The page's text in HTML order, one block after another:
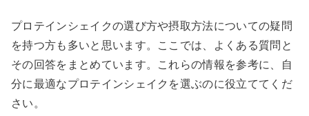
プロテインシェイクの選び方や摂取方法についての疑問
を持つ方も多いと思います。ここでは、よくある質問と
その回答をまとめています。これらの情報を参考に、自
分に最適なプロテインシェイクを選ぶのに役立ててくだ
さい。